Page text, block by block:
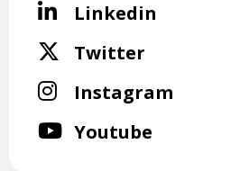
Linkedin
in
Twitter
op
twitter
Instagram
Youtube